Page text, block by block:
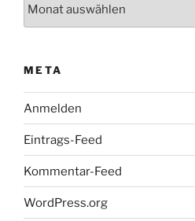
META
Anmelden
Eintrags-Feed
Kommentar-Feed
WordPress.org